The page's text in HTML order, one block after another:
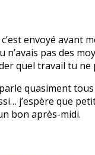
envoyé avant
n’avais pas des
quel travail tu
quasiment
j’espère que
bon après-midi.